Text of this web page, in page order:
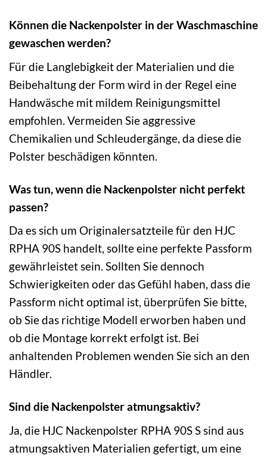
Können die Nackenpolster in der Waschmaschine
gewaschen werden?
Für die Langlebigkeit der Materialien und die
Beibehaltung der Form wird in der Regel eine
Handwäsche mit mildem Reinigungsmittel
empfohlen. Vermeiden Sie aggressive
Chemikalien und Schleudergänge, da diese die
Polster beschädigen könnten.
Was tun, wenn die Nackenpolster nicht perfekt
passen?
Da es sich um Originalersatzteile für den HJC
RPHA 90S handelt, sollte eine perfekte Passform
gewährleistet sein. Sollten Sie dennoch
Schwierigkeiten oder das Gefühl haben, dass die
Passform nicht optimal ist, überprüfen Sie bitte,
ob Sie das richtige Modell erworben haben und
ob die Montage korrekt erfolgt ist. Bei
anhaltenden Problemen wenden Sie sich an den
Händler.
Sind die Nackenpolster atmungsaktiv?
Ja, die HJC Nackenpolster RPHA 90S S sind aus
atmungsaktiven Materialien gefertigt, um eine